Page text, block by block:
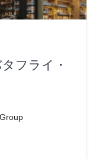
フライ・